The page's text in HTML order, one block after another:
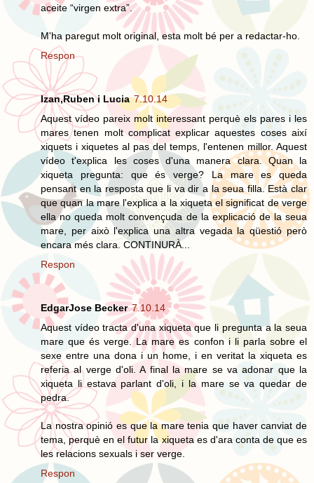
aceite “virgen extra”.
M'ha paregut molt original, esta molt bé per a redactar-ho.
Respon
Izan,Ruben i Lucia 7.10.14
Aquest vídeo pareix molt interessant perquè els pares i les
mares tenen molt complicat explicar aquestes coses així
xiquets i xiquetes al pas del temps, l'entenen millor. Aquest
vídeo t'explica les coses d'una manera clara. Quan la
xiqueta pregunta: que és verge? La mare es queda
pensant en la resposta que li va dir a la seua filla. Està clar
que quan la mare l'explica a la xiqueta el significat de verge
ella no queda molt convençuda de la explicació de la seua
mare, per això l'explica una altra vegada la qüestió però
encara més clara. CONTINURÀ...
Respon
EdgarJose Becker 7.10.14
Aquest vídeo tracta d'una xiqueta que li pregunta a la seua
mare que és verge. La mare es confon i li parla sobre el
sexe entre una dona i un home, i en veritat la xiqueta es
referia al verge d'oli. A final la mare se va adonar que la
xiqueta li estava parlant d'oli, i la mare se va quedar de
pedra.
La nostra opinió es que la mare tenia que haver canviat de
tema, perquè en el futur la xiqueta es d'ara conta de que es
les relacions sexuals i ser verge.
Respon